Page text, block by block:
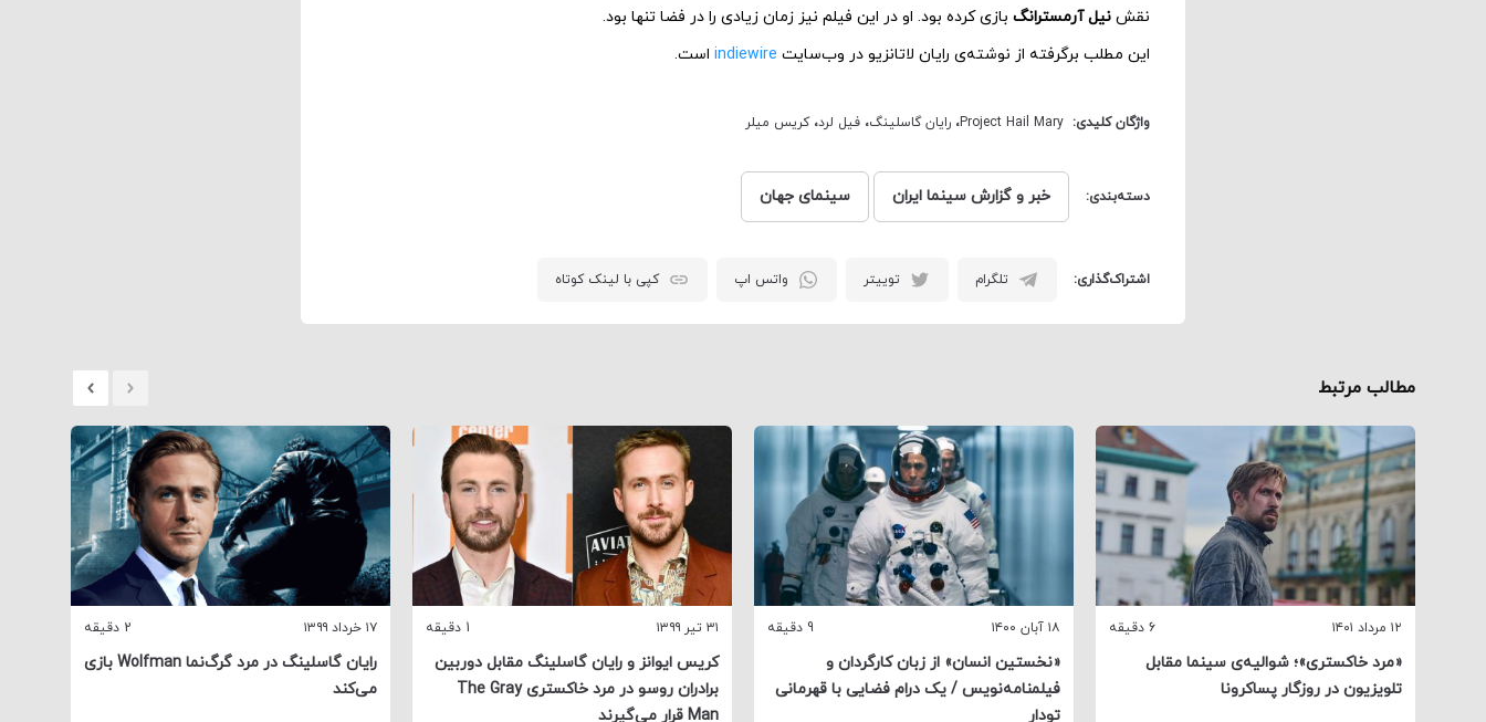
نقش نیل آرمسترانگ بازی کرده بود. او در این فیلم نیز زمان زیادی را در فضا تنها بود.
این مطلب برگرفته از نوشته‌ی رایان لاتانزیو در وب‌سایت indiewire ‌است.
واژگان کلیدی: Project Hail Mary، رایان گاسلینگ، فیل لرد، کریس میلر
دسته‌بندی: خبر و گزارش سینما ایران سینمای جهان
اشتراک‌گذاری: تلگرام توییتر واتس اپ کپی با لینک کوتاه
مطالب مرتبط
۱۲ مرداد ۱۴۰۱ 6 دقیقه
«مرد خاکستری»؛ شوالیه‌ی سینما مقابل
تلویزیون در روزگار پساکرونا
۱۸ آبان ۱۴۰۰ 9 دقیقه
«نخستین انسان» از زبان کارگردان و
فیلمنامه‌نویس / یک درام فضایی با قهرمانی
تودار
۳۱ تیر ۱۳۹۹ 1 دقیقه
کریس ایوانز و رایان گاسلینگ مقابل دوربین
برادران روسو در مرد خاکستری The Gray
Man قرار می‌گیرند
۱۷ خرداد ۱۳۹۹ 2 دقیقه
رایان گاسلینگ در مرد گرگ‌نما Wolfman بازی
می‌کند